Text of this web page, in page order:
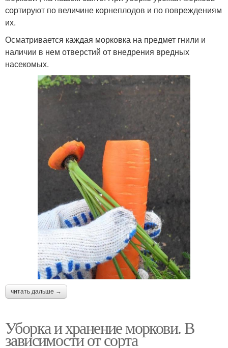
сортируют по величине корнеплодов и по повреждениям
их.
Осматривается каждая морковка на предмет гнили и
наличии в нем отверстий от внедрения вредных
насекомых.
читать дальше →
Уборка и хранение моркови. В
зависимости от сорта